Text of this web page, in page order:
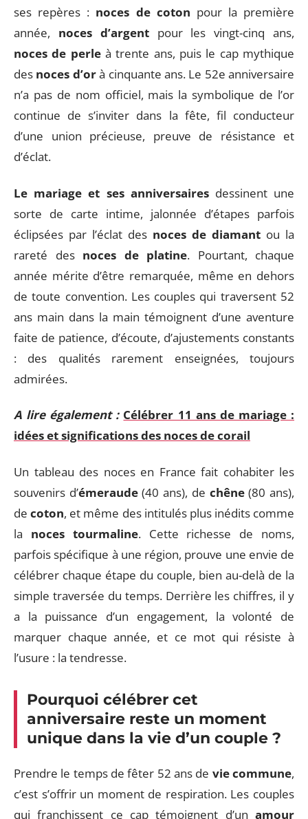
ses repères : noces de coton pour la première
année, noces d’argentpour les vingt-cinq ans,
noces de perleà trente ans, puis le cap mythique
des noces d’orà cinquante ans. Le 52e anniversaire
n’a pas de nom officiel, mais la symbolique de l’or
continue de s’inviter dans la fête, fil conducteur
d’une union précieuse, preuve de résistance et
d’éclat.
Le mariage et ses anniversairesdessinent une
sorte de carte intime, jalonnée d’étapes parfois
éclipsées par l’éclat des noces de diamant ou la
rareté des noces de platine. Pourtant, chaque
année mérite d’être remarquée, même en dehors
de toute convention. Les couples qui traversent 52
ans main dans la main témoignent d’une aventure
faite de patience, d’écoute, d’ajustements constants
: des qualités rarement enseignées, toujours
admirées.
A lire également : Célébrer 11 ans de mariage :
idées et significations des noces de corail
Un tableau des noces en France fait cohabiter les
souvenirs d’émeraude(40 ans), de chêne(80 ans),
decoton, et même des intitulés plus inédits comme
la noces tourmaline. Cette richesse de noms,
parfois spécifique à une région, prouve une envie de
célébrer chaque étape du couple, bien au-delà de la
simple traversée du temps. Derrière les chiffres, il y
a la puissance d’un engagement, la volonté de
marquer chaque année, et ce mot qui résiste à
l’usure : la tendresse.
Pourquoi célébrer cet
anniversaire reste un moment
unique dans la vie d’un couple ?
Prendre le temps de fêter 52 ans de vie commune,
c’est s’offrir un moment de respiration. Les couples
qui franchissent ce cap témoignent d’un amour